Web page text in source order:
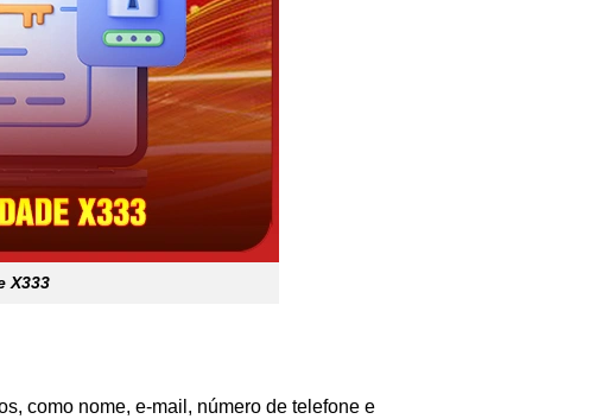
X333
como nome, e-mail, número de telefone e